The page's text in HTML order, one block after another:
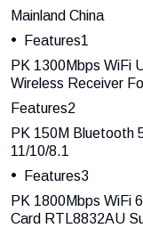
Mainland China
Features1
PK 1300Mbps WiFi
Wireless Receiver
Features2
PK 150M Bluetooth
11/10/8.1
Features3
PK 1800Mbps WiFi
Card RTL8832AU